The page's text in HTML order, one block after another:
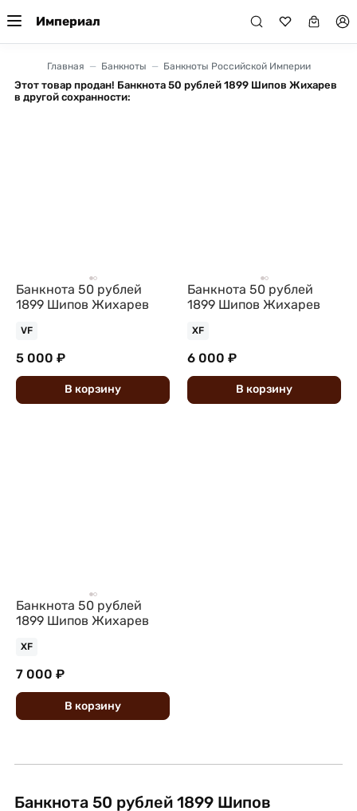
Империал
Главная Банкноты Банкноты Российской Империи
Этот товар продан! Банкнота 50 рублей 1899 Шипов Жихарев
в другой сохранности:
Банкнота 50 рублей
1899 Шипов Жихарев
VF
5 000 ₽
В корзину
Банкнота 50 рублей
1899 Шипов Жихарев
XF
6 000 ₽
В корзину
Банкнота 50 рублей
1899 Шипов Жихарев
XF
7 000 ₽
В корзину
Банкнота 50 рублей 1899 Шипов